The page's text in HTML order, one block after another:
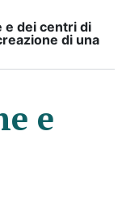
e dei centri di
di una
e